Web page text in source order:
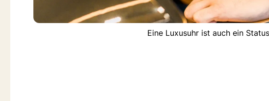
Eine Luxusuhr ist auch ein